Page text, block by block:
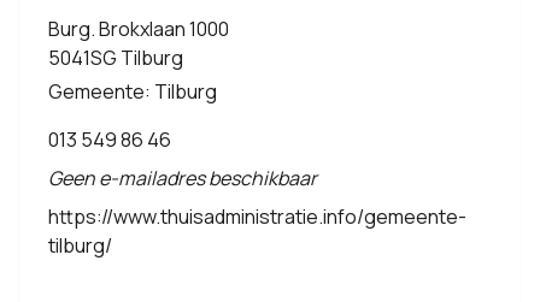
Burg. Brokxlaan 1000
5041SG Tilburg
Gemeente: Tilburg
013 549 86 46
Geen e-mailadres beschikbaar
https://www.thuisadministratie.info/gemeente-
tilburg/